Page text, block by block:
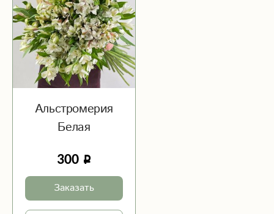
Альстромерия
Белая
300
Заказать